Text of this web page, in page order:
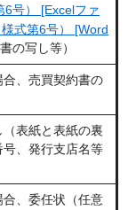
6号） [Excelファ
式第6号） [Word
の写し等）
、売買契約書の
表紙と表紙の裏
、発行支店名等
、委任状（任意